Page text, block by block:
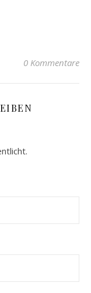
0 Kommentare